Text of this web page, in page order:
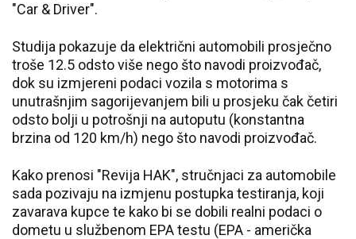
"Car & Driver".
Studija pokazuje da električni automobili prosječno
troše 12.5 odsto više nego što navodi proizvođač,
dok su izmjereni podaci vozila s motorima s
unutrašnjim sagorijevanjem bili u prosjeku čak četiri
odsto bolji u potrošnji na autoputu (konstantna
brzina od 120 km/h) nego što navodi proizvođač.
Kako prenosi "Revija HAK", stručnjaci za automobile
sada pozivaju na izmjenu postupka testiranja, koji
zavarava kupce te kako bi se dobili realni podaci o
dometu u službenom EPA testu (EPA - američka